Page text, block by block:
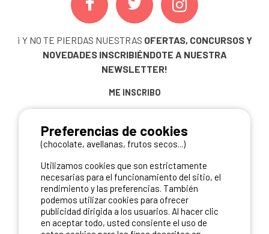
¡ Y NO TE PIERDAS NUESTRAS OFERTAS, CONCURSOS Y
NOVEDADES INSCRIBIÉNDOTE A NUESTRA
NEWSLETTER!
ME INSCRIBO
NUESTROS PARTNERS
Preferencias de cookies
(chocolate, avellanas, frutos secos...)
Utilizamos cookies que son estrictamente
necesarias para el funcionamiento del sitio, el
rendimiento y las preferencias. También
podemos utilizar cookies para ofrecer
publicidad dirigida a los usuarios. Al hacer clic
en aceptar todo, usted consiente el uso de